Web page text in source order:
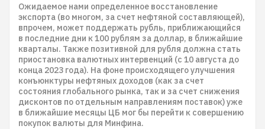
Ожидаемое нами определенное восстановление
экспорта (во многом, за счет нефтяной составляющей),
впрочем, может поддержать рубль, приближающийся
в последние дни к 100 рублям за доллар, в ближайшие
кварталы. Также позитивной для рубля должна стать
приостановка валютных интервенций (с 10 августа до
конца 2023 года). На фоне происходящего улучшения
конъюнктуры нефтяных доходов (как за счет
состояния глобального рынка, так и за счет снижения
дисконтов по отдельным направлениям поставок) уже
в ближайшие месяцы ЦБ мог бы перейти к совершению
покупок валюты для Минфина.